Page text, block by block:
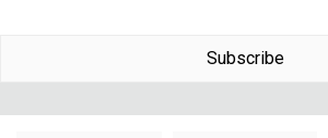
Subscribe